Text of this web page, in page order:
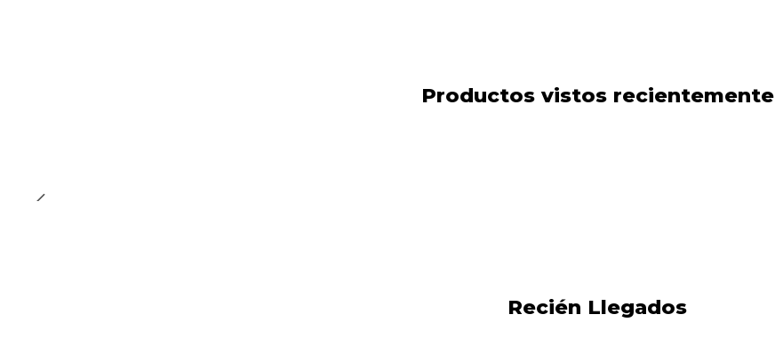
Productos vistos recientemente
Recién Llegados